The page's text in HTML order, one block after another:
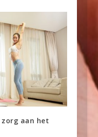
aan het